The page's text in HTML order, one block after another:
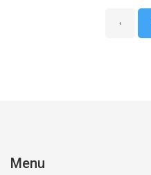
‹
Menu